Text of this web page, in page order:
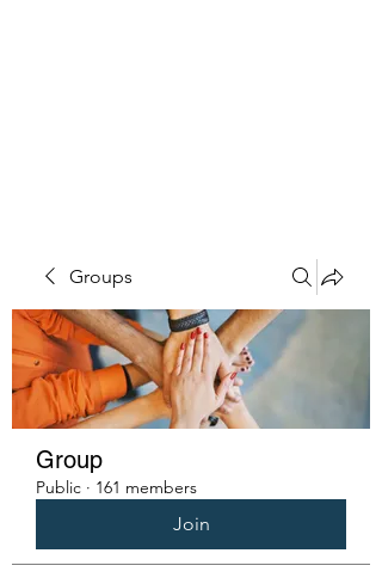
Groups
Group
Public · 161 members
Join